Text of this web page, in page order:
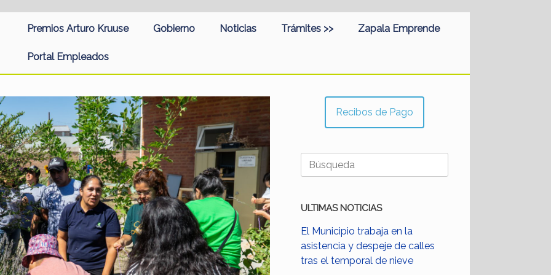
Premios Arturo Kruuse Gobierno Noticias Trámites >> Zapala Emprende
Portal Empleados
Recibos de Pago
Buscar:
ULTIMAS NOTICIAS
El Municipio trabaja en la
asistencia y despeje de calles
tras el temporal de nieve